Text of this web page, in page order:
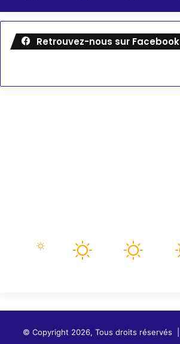
Retrouvez-nous sur Facebook
© Copyright 2026, Tous droits réservés |